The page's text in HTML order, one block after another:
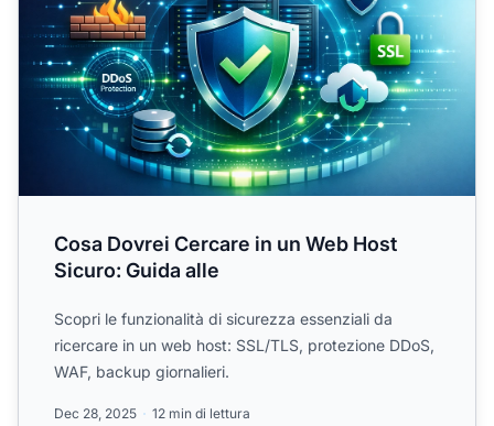
Cosa Dovrei Cercare in un Web Host
Sicuro: Guida alle
Scopri le funzionalità di sicurezza essenziali da
ricercare in un web host: SSL/TLS, protezione DDoS,
WAF, backup giornalieri.
Dec 28, 2025 12 min di lettura